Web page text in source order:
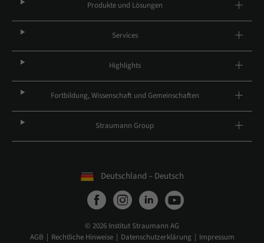
Produkte und Lösungen
Services
Highlights
Fortbildung, Wissenschaft und Gemeinschaften
Straumann Group
Deutschland – Deutsch
© 2026 Institut Straumann AG
AGB
Rechtliche Hinweise Datenschutzerklärung
Impressum